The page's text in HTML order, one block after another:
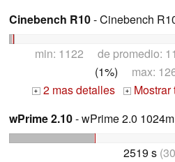
Cinebench R10- Cinebench
min: 1122 de promedio:
(1%) max:
+ 2 mas detalles +
wPrime 2.10- wPrime 2.0
2519 s